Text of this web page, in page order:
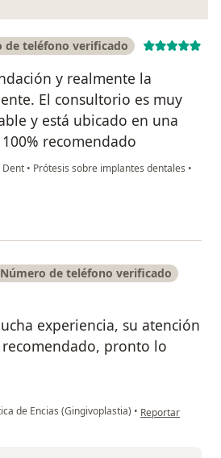
de teléfono verificado
y realmente la
El consultorio es muy
y está ubicado en una
recomendado
Dent • Prótesis sobre implantes dentales •
Número de teléfono verificado
experiencia, su atención
pronto lo
de Encias (Gingivoplastia) • en opinión del
Reportar